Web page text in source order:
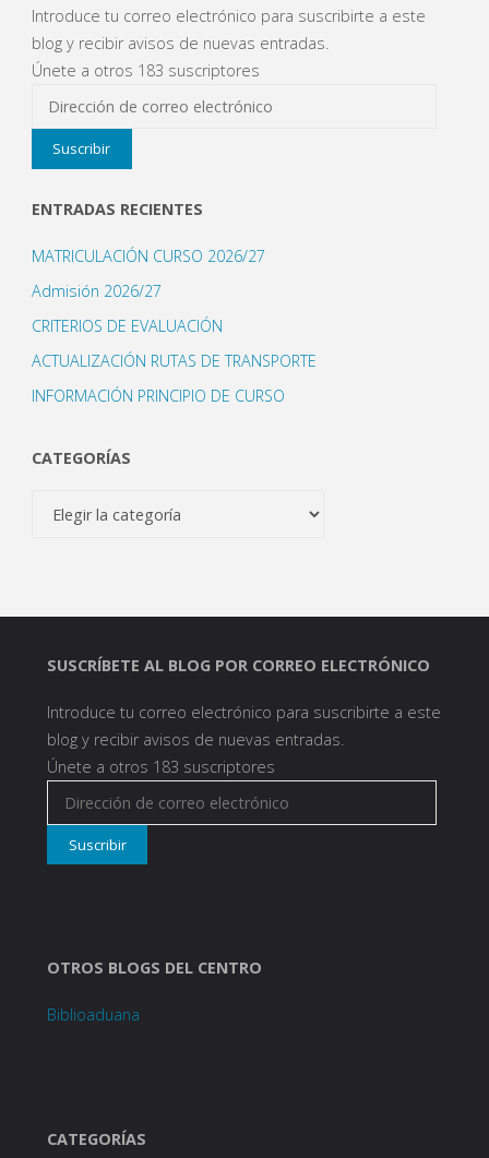
Introduce tu correo electrónico para suscribirte a este
blog y recibir avisos de nuevas entradas.
Únete a otros 183 suscriptores
Dirección
de
correo
Suscribir
ENTRADAS RECIENTES
MATRICULACIÓN CURSO 2026/27
Admisión 2026/27
CRITERIOS DE EVALUACIÓN
ACTUALIZACIÓN RUTAS DE TRANSPORTE
INFORMACIÓN PRINCIPIO DE CURSO
CATEGORÍAS
SUSCRÍBETE AL BLOG POR CORREO ELECTRÓNICO
Introduce tu correo electrónico para suscribirte a este
blog y recibir avisos de nuevas entradas.
Únete a otros 183 suscriptores
de
correo
Suscribir
OTROS BLOGS DEL CENTRO
Biblioaduana
CATEGORÍAS